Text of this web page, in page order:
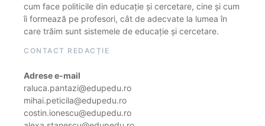
cum face politicile din educație și cercetare, cine și cum
îi formează pe profesori, cât de adecvate la lumea în
care trăim sunt sistemele de educație și cercetare.
CONTACT REDACȚIE
Adrese e-mail
raluca.pantazi@edupedu.ro
mihai.peticila@edupedu.ro
costin.ionescu@edupedu.ro